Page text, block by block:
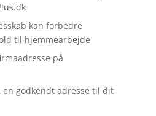
kan forbedre
til hjemmearbejde
på
en godkendt adresse til dit